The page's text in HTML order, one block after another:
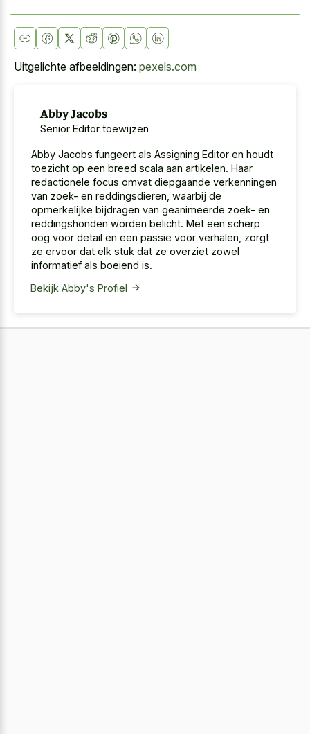
Uitgelichte afbeeldingen: pexels.com
Abby Jacobs
Senior Editor toewijzen
Abby Jacobs fungeert als Assigning Editor en houdt
toezicht op een breed scala aan artikelen. Haar
redactionele focus omvat diepgaande verkenningen
van zoek- en reddingsdieren, waarbij de
opmerkelijke bijdragen van geanimeerde zoek- en
reddingshonden worden belicht. Met een scherp
oog voor detail en een passie voor verhalen, zorgt
ze ervoor dat elk stuk dat ze overziet zowel
informatief als boeiend is.
Bekijk Abby's Profiel